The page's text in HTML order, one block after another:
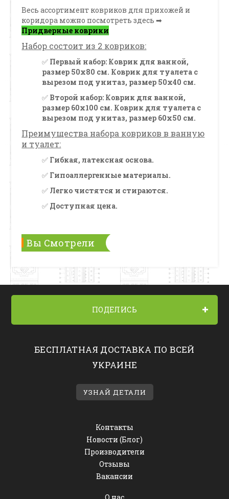
Весь ассортимент ковриков для прихожей и
коридора можно посмотреть здесь ➡
Придверные коврики
Набор состоит из 2 ковриков:
✅ Первый набор: Коврик для ванной,
размер 50х80 см. Коврик для туалета с
вырезом под унитаз, размер 50х40 см.
✅ Второй набор: Коврик для ванной,
размер 60х100 см. Коврик для туалета с
вырезом под унитаз, размер 60х50 см.
Преимущества набора ковриков в ванную
и туалет:
✅ Гибкая, латексная основа.
✅ Гипоаллергенные материалы.
✅ Легко чистятся и стираются.
✅ Доступная цена.
Вы Смотрели
ПОДЕЛИСЬ
БЕСПЛАТНАЯ ДОСТАВКА ПО ВСЕЙ
УКРАИНЕ
УЗНАЙ ДЕТАЛИ
Контакты
Новости (Блог)
Производители
Отзывы
Вакансии